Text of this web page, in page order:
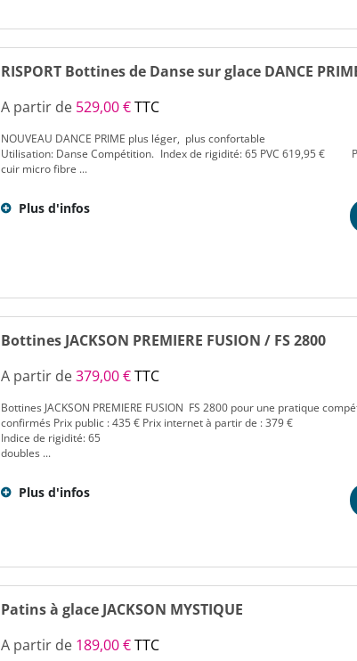
RISPORT Bottines de Danse sur glace DANCE
A partir de 529,00 €TTC
NOUVEAU DANCE PRIME plus léger, plus confortable
Utilisation: Danse Compétition. Index de rigidité: 65 PVC 619,95 €
cuir micro fibre ...
Plus d'infos
Bottines JACKSON PREMIERE FUSION / FS 2800
A partir de379,00 €TTC
Bottines JACKSON PREMIERE FUSION FS 2800 pour une pratique
confirmés Prix public : 435 € Prix internet à partir de : 379 €
Indice de rigidité: 65
doubles ...
Plus d'infos
Patins à glace JACKSON MYSTIQUE
A partir de 189,00 €TTC